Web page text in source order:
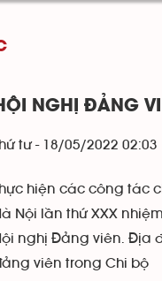
NGHỊ ĐẢNG
tư - 18/05/2022 02:03
hiện các công tác
Nội lần thứ XXX
nghị Đảng viên. Địa
viên trong Chi bộ